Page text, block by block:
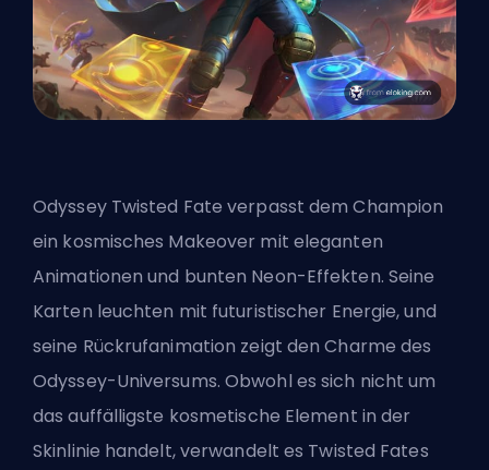
Odyssey Twisted Fate verpasst dem Champion
ein kosmisches Makeover mit eleganten
Animationen und bunten Neon-Effekten. Seine
Karten leuchten mit futuristischer Energie, und
seine Rückrufanimation zeigt den Charme des
Odyssey-Universums. Obwohl es sich nicht um
das auffälligste kosmetische Element in der
Skinlinie handelt, verwandelt es Twisted Fates